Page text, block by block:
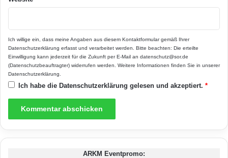
Dachschiebefenster
selbstreinigenden Funktionsgläser
Ich willige ein, dass meine Angaben aus diesem Kontaktformular gemäß Ihrer
Datenschutzerklärung erfasst und verarbeitet werden. Bitte beachten: Die erteilte
Einwilligung kann jederzeit für die Zukunft per E-Mail an datenschutz@sor.de
(Datenschutzbeauftragter) widerrufen werden. Weitere Informationen finden Sie in unserer
Datenschutzerklärung
Ich habe die Datenschutzerklärung gelesen und akzeptiert. *
ARKM Eventpromo: